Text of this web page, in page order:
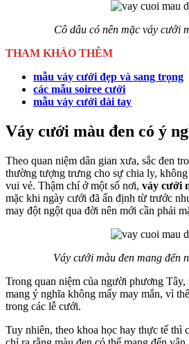
Cô dâu có nên mặc váy cưới
THAM KHẢO THÊM
mẫu váy cưới đẹp và sang trọng
các mẫu soiree cưới
mẫu váy cưới dài tay
Váy cưới màu đen có ý
Theo quan niệm dân gian xưa, sắc đen
thường tượng trưng cho sự chia ly,
vui vẻ. Thậm chí ở một số nơi, váy cưới
mặc khi ngày cưới đã ấn định từ trước
may đột ngột qua đời nên mới cần phải
Váy cưới màu đen mang đến
Trong quan niệm của người phương Tây,
mang ý nghĩa không mấy may mắn, vì
trong các lễ cưới.
Tuy nhiên, theo khoa học hay thực tế thì